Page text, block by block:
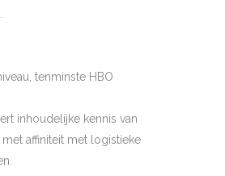
tenminste HBO
inhoudelijke kennis van
affiniteit met logistieke